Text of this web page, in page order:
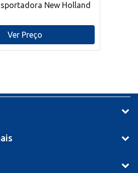
New Holland
Ver Preço